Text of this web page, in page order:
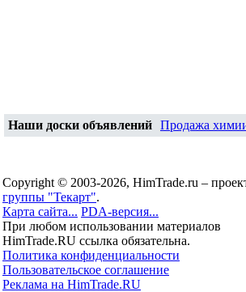
Наши доски объявлений Продажа
Copyright © 2003-2026, HimTrade.ru –
группы "Текарт".
Карта сайта... PDA-версия...
При любом использовании материалов
HimTrade.RU ссылка обязательна.
Политика конфиденциальности
Пользовательское соглашение
Реклама на HimTrade.RU